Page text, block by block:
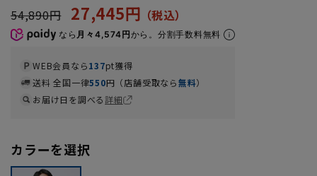
54,890円
27,445円
なら 月々4,574円から。分割手数料無料
WEB会員なら137pt獲得
送料 全国一律550円（店舗受取なら無料）
お届け日を調べる詳細
カラーを選択